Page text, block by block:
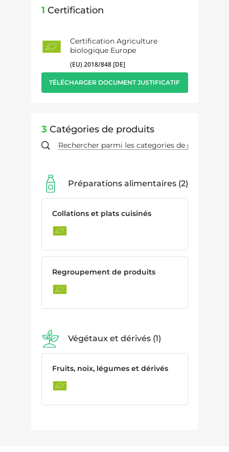
1 Certification
Certification Agriculture
biologique Europe
(EU) 2018/848 [DE]
TÉLÉCHARGER DOCUMENT JUSTIFICATIF
3 Catégories de produits
Préparations alimentaires 2
Collations et plats cuisinés
Regroupement de produits
Végétaux et dérivés 1
Fruits, noix, légumes et dérivés